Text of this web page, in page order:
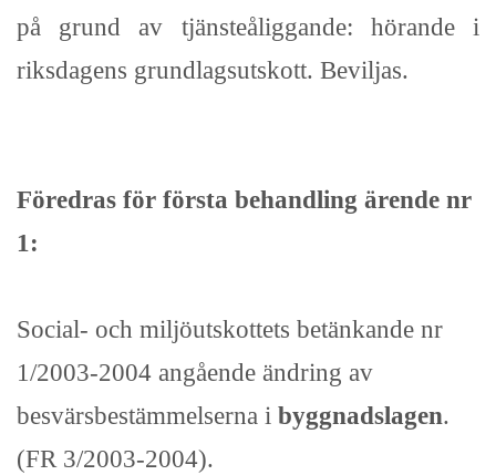
på grund av tjänsteåliggande: hörande i
riksdagens grundlagsutskott. Beviljas.
Föredras för första behandling ärende nr
1:
Social- och miljöutskottets betänkande nr
1/2003-2004 angående ändring av
besvärsbestämmelserna i byggnadslagen.
(FR 3/2003-2004).